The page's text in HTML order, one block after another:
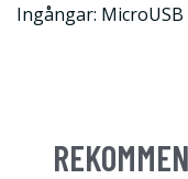
Ingångar: MicroUSB